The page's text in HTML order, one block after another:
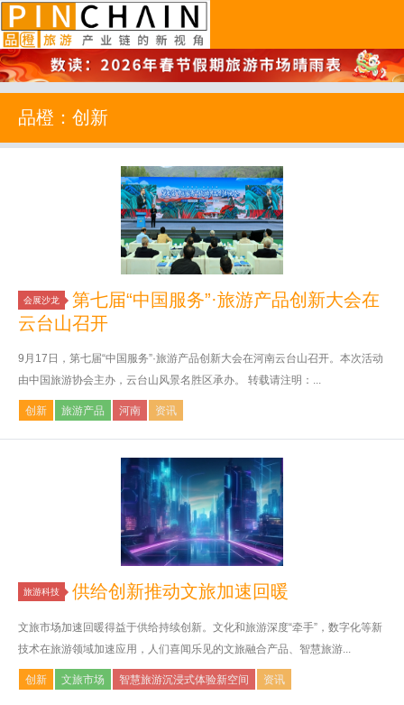
品橙旅游
品橙：创新
会展沙龙
第七届“中国服务”·旅游产品创新大会在
云台山召开
9月17日，第七届“中国服务”·旅游产品创新大会在河南云台山召开。本次活动
由中国旅游协会主办，云台山风景名胜区承办。 转载请注明：...
创新 旅游产品 河南 资讯
旅游科技 供给创新推动文旅加速回暖
文旅市场加速回暖得益于供给持续创新。文化和旅游深度“牵手”，数字化等新
技术在旅游领域加速应用，人们喜闻乐见的文旅融合产品、智慧旅游...
创新 文旅市场 智慧旅游沉浸式体验新空间 资讯